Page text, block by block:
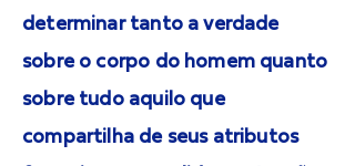
determinar tanto a verdade
sobre o corpo do homem quanto
sobre tudo aquilo que
compartilha de seus atributos